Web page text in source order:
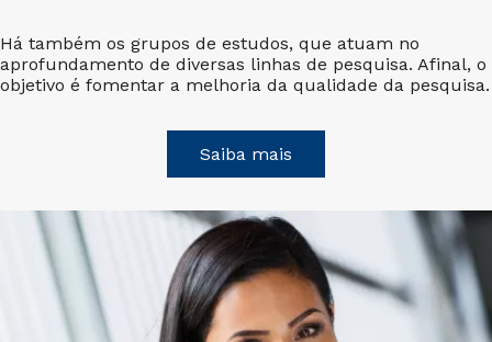
Há também os grupos de estudos, que atuam no
aprofundamento de diversas linhas de pesquisa. Afinal, o
objetivo é fomentar a melhoria da qualidade da pesquisa.
Saiba mais